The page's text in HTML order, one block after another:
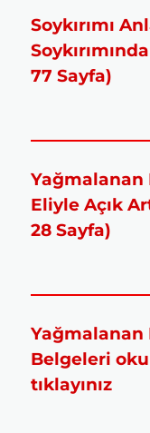
Soykırımı
77 Sayfa)
Yağmalanan
Eliyle Açık
28 Sayfa)
Yağmalanan
Belgeleri
tıklayınız